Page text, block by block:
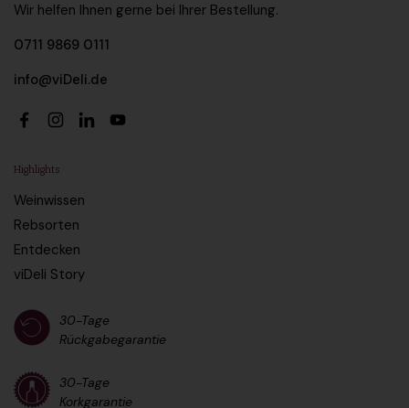
Wir helfen Ihnen gerne bei Ihrer Bestellung.
0711 9869 0111
info@viDeli.de
FacebookInstagram
LinkedInYouTube
Highlights
Weinwissen
Rebsorten
Entdecken
viDeli Story
30-Tage
Rückgabegarantie
30-Tage
Korkgarantie